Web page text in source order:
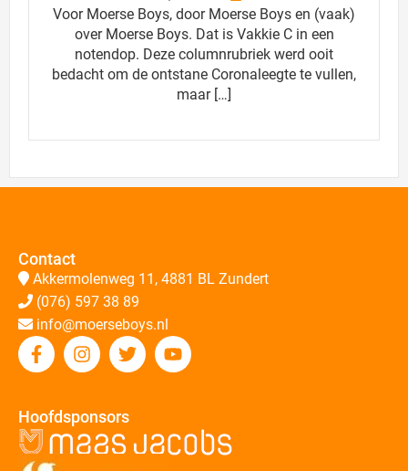
Voor Moerse Boys, door Moerse Boys en (vaak)
over Moerse Boys. Dat is Vakkie C in een
notendop. Deze columnrubriek werd ooit
bedacht om de ontstane Coronaleegte te vullen,
maar […]
Contact
Akkermolenweg 11, 4881 BL Zundert
(076) 597 38 89
info@moerseboys.nl
Hoofdsponsors